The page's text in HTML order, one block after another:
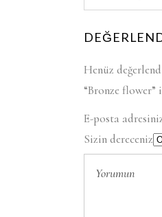
Henüz
“Bronze
E-posta
Sizin dereceniz